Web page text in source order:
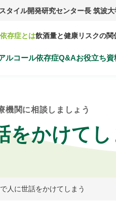
存症とは飲酒量と健康リスクの関
ルコール依存症Q&Aお役立ち資
タイル開発研究センター長 筑波
機関に相談しましょう
をかけてし
人に世話をかけてしまう